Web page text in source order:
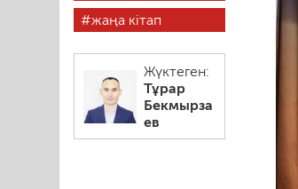
жаңа кітап
Жүктеген:
Тұрар
Бекмырза
ев